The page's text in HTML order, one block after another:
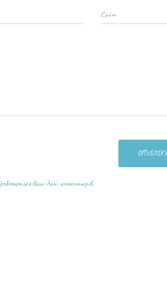
Сайт
ваші дані коментарів.